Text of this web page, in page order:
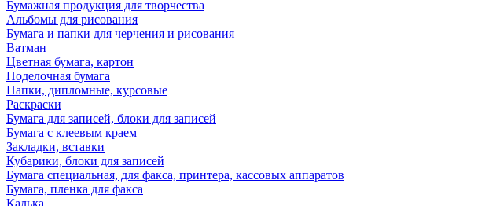
Бумажная продукция для творчества
Альбомы для рисования
Бумага и папки для черчения и рисования
Ватман
Цветная бумага, картон
Поделочная бумага
Папки, дипломные, курсовые
Раскраски
Бумага для записей, блоки для записей
Бумага с клеевым краем
Закладки, вставки
Кубарики, блоки для записей
Бумага специальная, для факса, принтера, кассовых аппаратов
Бумага, пленка для факса
Калька